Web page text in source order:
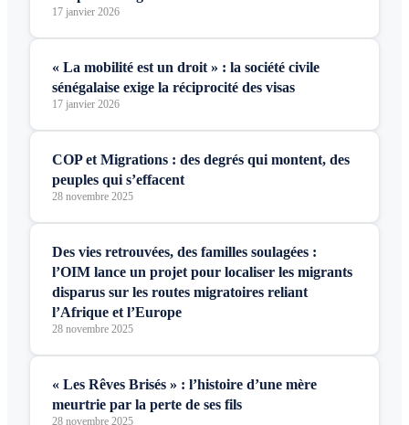
17 janvier 2026
« La mobilité est un droit » : la société civile
sénégalaise exige la réciprocité des visas
17 janvier 2026
COP et Migrations : des degrés qui montent, des
peuples qui s’effacent
28 novembre 2025
Des vies retrouvées, des familles soulagées :
l’OIM lance un projet pour localiser les migrants
disparus sur les routes migratoires reliant
l’Afrique et l’Europe
28 novembre 2025
« Les Rêves Brisés » : l’histoire d’une mère
meurtrie par la perte de ses fils
28 novembre 2025